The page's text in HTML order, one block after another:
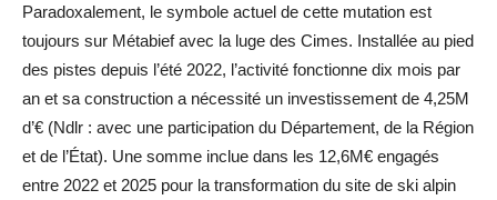
Paradoxalement, le symbole actuel de cette mutation est
toujours sur Métabief avec la luge des Cimes. Installée au pied
des pistes depuis l’été 2022, l’activité fonctionne dix mois par
an et sa construction a nécessité un investissement de 4,25M
d’€ (Ndlr : avec une participation du Département, de la Région
et de l’État). Une somme inclue dans les 12,6M€ engagés
entre 2022 et 2025 pour la transformation du site de ski alpin